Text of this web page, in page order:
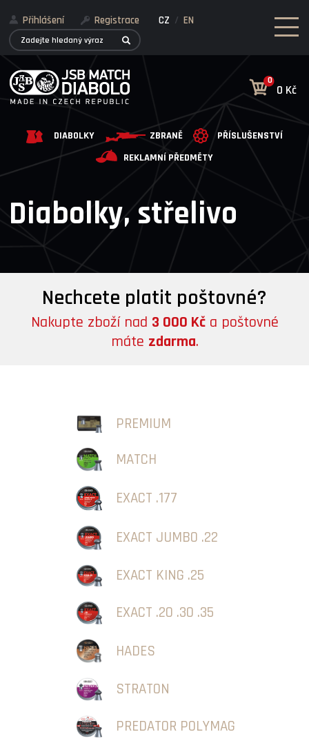
Přihlášení Registrace CZ / EN
0
0 Kč
DIABOLKY ZBRANĚ
PŘÍSLUŠENSTVÍ
REKLAMNÍ PŘEDMĚTY
Diabolky, střelivo
Nechcete platit poštovné?
Nakupte zboží nad 3 000 Kča poštovné
máte zdarma.
PREMIUM
MATCH
EXACT .177
EXACT JUMBO .22
EXACT KING .25
EXACT .20 .30 .35
HADES
STRATON
PREDATOR POLYMAG